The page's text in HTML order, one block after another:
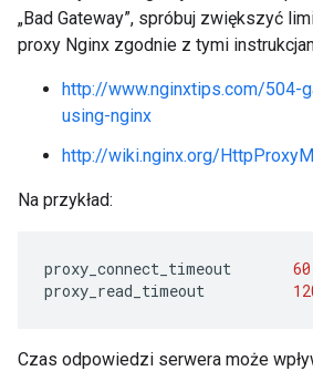
„Bad Gateway”, spróbuj zwiększyć
proxy Nginx zgodnie z tymi
http://www.nginxtips.com/504-
using-nginx
http://wiki.nginx.org/
Na przykład:
proxy_connect_timeout 60
proxy_read_timeout
Czas odpowiedzi serwera może